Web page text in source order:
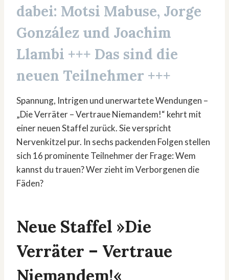
dabei: Motsi Mabuse, Jorge
González und Joachim
Llambi +++ Das sind die
neuen Teilnehmer +++
Spannung, Intrigen und unerwartete Wendungen –
„Die Verräter – Vertraue Niemandem!“ kehrt mit
einer neuen Staffel zurück. Sie verspricht
Nervenkitzel pur. In sechs packenden Folgen stellen
sich 16 prominente Teilnehmer der Frage: Wem
kannst du trauen? Wer zieht im Verborgenen die
Fäden?
Neue Staffel »Die
Verräter – Vertraue
Niemandem!«